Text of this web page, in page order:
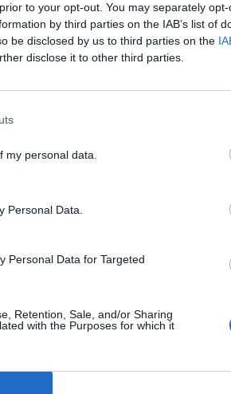
to your opt-out. You may separately
by third parties on the IAB’s list of
be disclosed by us to third parties on the
disclose it to other third parties.
my personal data.
Personal Data.
Personal Data for Targeted
Retention, Sale, and/or Sharing
with the Purposes for which it
από τον ΔΟΠΑΠ την Πέμπτη
" Πλάτων Θωμάς, M.Sc
"...